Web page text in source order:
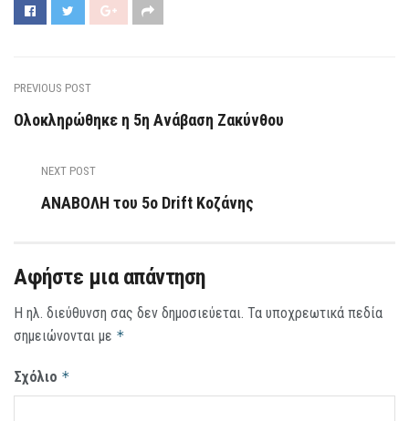
PREVIOUS POST
Ολοκληρώθηκε η 5η Ανάβαση Ζακύνθου
NEXT POST
ΑΝΑΒΟΛΗ του 5ο Drift Κοζάνης
Αφήστε μια απάντηση
Η ηλ. διεύθυνση σας δεν δημοσιεύεται. Τα υποχρεωτικά πεδία
σημειώνονται με *
Σχόλιο *